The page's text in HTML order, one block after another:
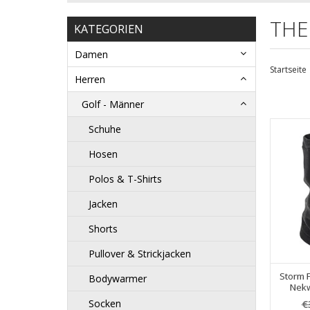
KATEGORIEN
Damen
Herren
Golf - Männer
Schuhe
Hosen
Polos & T-Shirts
Jacken
Shorts
Pullover & Strickjacken
Bodywarmer
Socken
Startseite
Storm